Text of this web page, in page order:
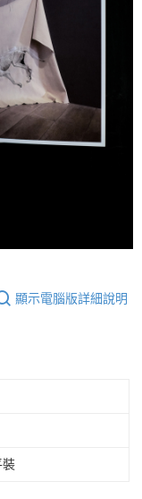
顯示電腦版詳細說明
裝